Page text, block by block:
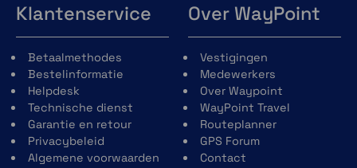
Klantenservice
Betaalmethodes
Bestelinformatie
Helpdesk
Technische dienst
Garantie en retour
Privacybeleid
Algemene voorwaarden
Over WayPoint
Vestigingen
Medewerkers
Over Waypoint
WayPoint Travel
Routeplanner
GPS Forum
Contact